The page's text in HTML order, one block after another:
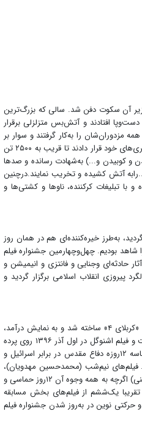
آن سکوت دفن شد. سالی که بزرگ‌ترین
افتادند و آتش‌بس متزلزلی برقرار
مزدوران‌شان را به‌کار گرفتند و سوار بر
موج معضلات اقتصادی و فشار تورم و گرانی، خیابان‌های شهرهای ایران را عرصه جولان تروریست‌ها و تکفیری‌های خود قرار دادند تا قریب به ۲۵۰۰ تن
و کوبیدن و...) به‌شهادت رسانده و صدها
آتش کشیده و تخریب نمایند.درچنین
تبلیغات کر‌کننده، ناوها و کشتی‌ها و
به‌طرز خیره‌کننده‌ای هم در همان روز
شاهد بودیم. چهل‌و‌چهارمین جشنواره فیلم
کودکان، آثار حادثه‌ای وجنایی و فانتزی و انیمیشن و
از ۱۲ تا ۲۲ بهمن۱۴۰۴در چهل‌و‌هفتمین سالگرد پیروزی انقلاب اسلامی برگزار گردید و
پیش از این شاید تنها فیلمی مانند «اشنوگل» که دوسال‌ونیم پس از تشییع پیکرهای شهدای غواص عملیات «کربلای ۴» ساخته شد و به نمایش درآمد،
یک رکورد در فیلمسازی از وقایع و بزنگاه‌های روز محسوب شد. تشییع پیکرها اواخر خرداد ۱۳۹۴ صورت‌گرفت و فیلم اشنوگل در اول آذر ۱۳۹۶ روی پرده
سینماها رفت. اما در جشنواره امسال، واکنشی به‌موقع صورت‌گرفت؛ به‌طوری که تنها هفت‌ماه پس از حماسه‌ ۱۲روزه‌ دفاع مقدس در برابر اسرائیل و
فیلم‌های نیم‌شب (محمدحسین مهدویان)،
سقف (ابراهیم امینی)، قمارباز (محسن بهاری)، کافه‌سلطان (مصطفی رزاق‌کریمی) و رقص باد (سیدجواد حسینی) اگرچه به همه وجوه آن ۱۲روز حماسی و
تقریبا یک‌ششم از فیلم‌های بخش مسابقه
نوین در به‌روز شدن جشنواره فیلم